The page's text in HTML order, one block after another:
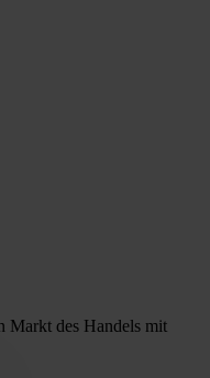
Markt des Handels mit